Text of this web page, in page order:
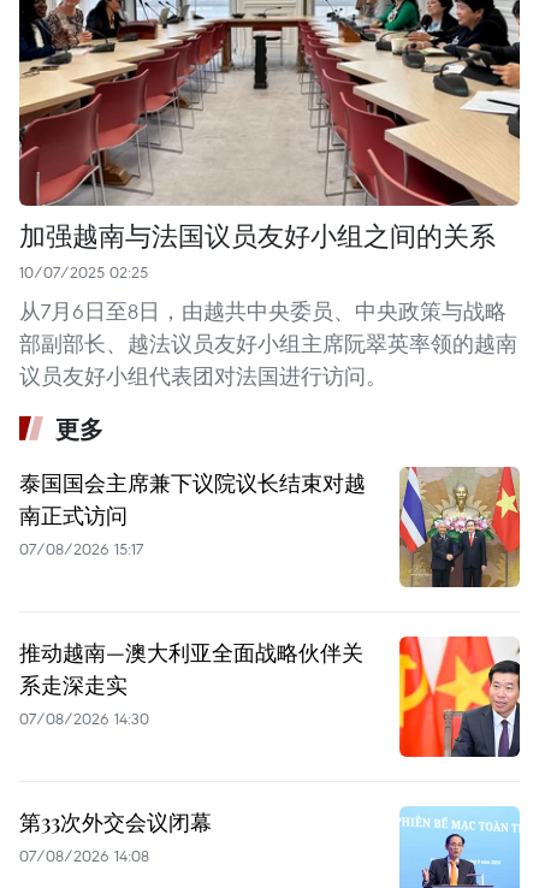
加强越南与法国议员友好小组之间的关系
10/07/2025 02:25
从7月6日至8日，由越共中央委员、中央政策与战略
部副部长、越法议员友好小组主席阮翠英率领的越南
议员友好小组代表团对法国进行访问。
更多
泰国国会主席兼下议院议长结束对越
南正式访问
07/08/2026 15:17
推动越南—澳大利亚全面战略伙伴关
系走深走实
07/08/2026 14:30
第33次外交会议闭幕
07/08/2026 14:08